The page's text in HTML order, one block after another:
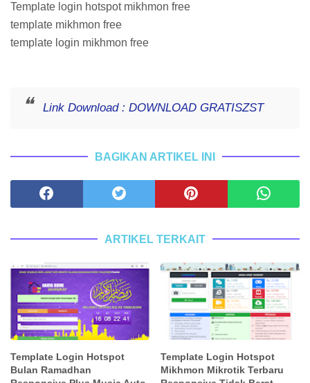
Template login hotspot mikhmon free
template mikhmon free
template login mikhmon free
Link Download : DOWNLOAD GRATISZST
BAGIKAN ARTIKEL INI
ARTIKEL TERKAIT
Template Login Hotspot
Bulan Ramadhan
Template Login Hotspot
Mikhmon Mikrotik Terbaru